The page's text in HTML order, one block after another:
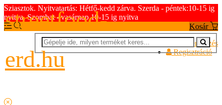
Sziasztok. Nyitvatartás: Hétfő-kedd zárva. Szerda - péntek:10-15 ig
nyitva. Szombat - vasárnap 10-15 ig nyitva
Kosár
Bejelentkezés
Regisztráció
streetfood-
erd.hu